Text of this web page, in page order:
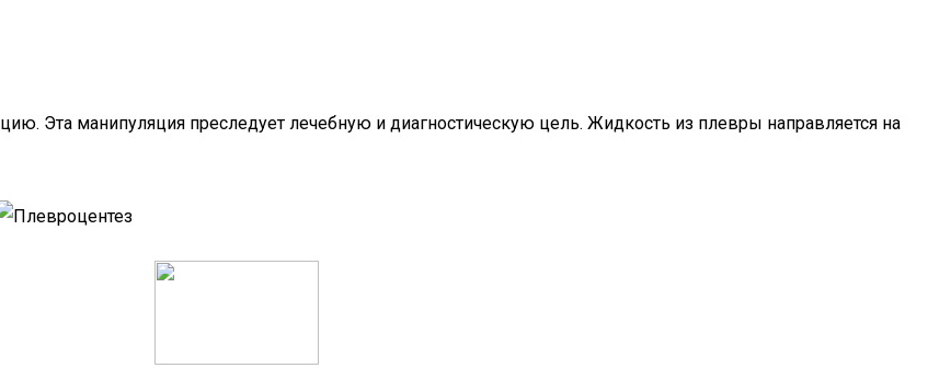
Эта манипуляция преследует лечебную и диагностическую цель. Жидкость из плевры направляется на